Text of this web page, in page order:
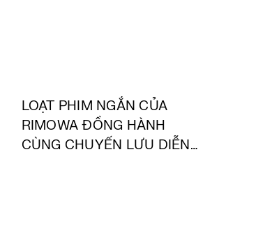
LOẠT PHIM NGẮN CỦA
RIMOWA ĐỒNG HÀNH
CÙNG CHUYẾN LƯU DIỄN